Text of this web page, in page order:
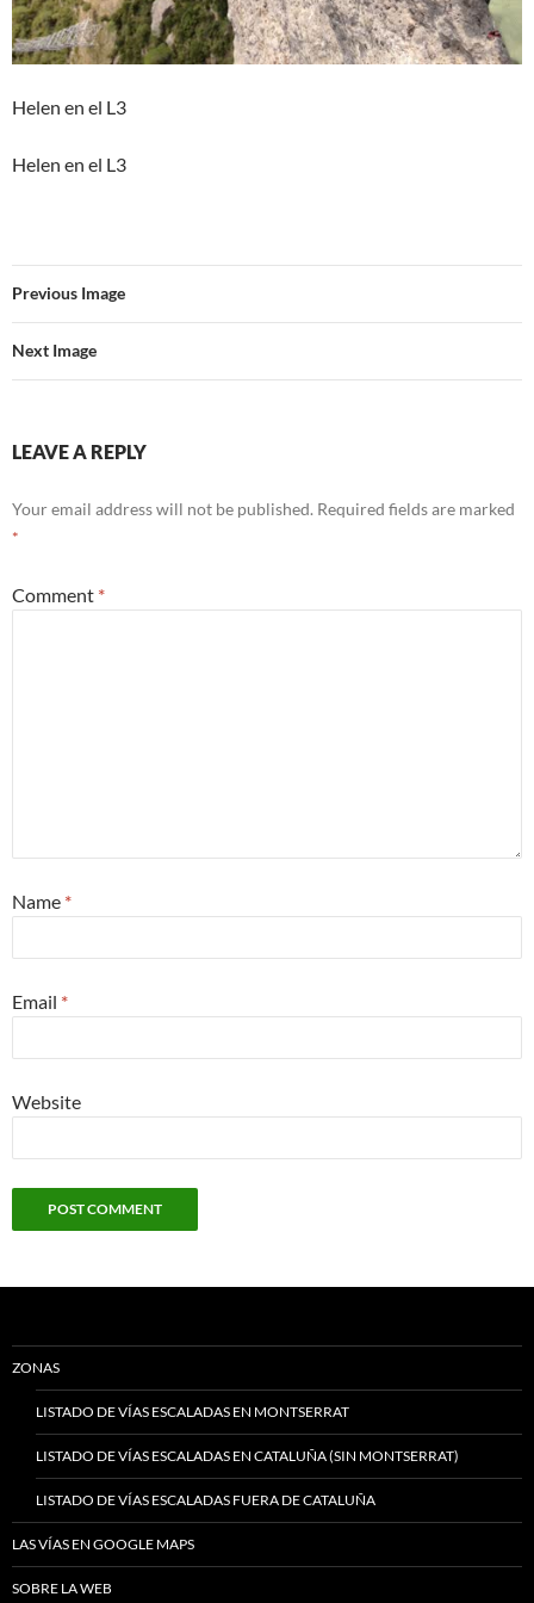
Helen en el L3
Helen en el L3
Previous Image
Next Image
LEAVE A REPLY
Your email address will not be published. Required fields are marked
*
Comment *
Name *
Email *
Website
ZONAS
LISTADO DE VÍAS ESCALADAS EN MONTSERRAT
LISTADO DE VÍAS ESCALADAS EN CATALUÑA (SIN MONTSERRAT)
LISTADO DE VÍAS ESCALADAS FUERA DE CATALUÑA
LAS VÍAS EN GOOGLE MAPS
SOBRE LA WEB